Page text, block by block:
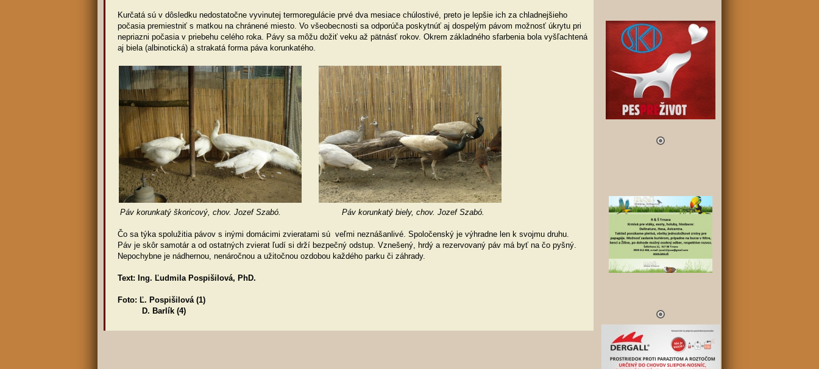
Kurčatá sú v dôsledku nedostatočne vyvinutej termoregulácie prvé dva mesiace chúlostivé, preto je lepšie ich za chladnejšieho
počasia premiestniť s matkou na chránené miesto. Vo všeobecnosti sa odporúča poskytnúť aj dospelým pávom možnosť úkrytu pri
nepriazni počasia v priebehu celého roka. Pávy sa môžu dožiť veku až pätnásť rokov. Okrem základného sfarbenia bola vyšľachtená
aj biela (albinotická) a strakatá forma páva korunkatého.
Páv korunkatý škoricový, chov. Jozef Szabó. Páv korunkatý biely, chov. Jozef Szabó.
Čo sa týka spolužitia pávov s inými domácimi zvieratami sú veľmi neznášanlivé. Spoločenský je výhradne len k svojmu druhu.
Páv je skôr samotár a od ostatných zvierat ľudí si drží bezpečný odstup. Vznešený, hrdý a rezervovaný páv má byť na čo pyšný.
Nepochybne je nádhernou, nenáročnou a užitočnou ozdobou každého parku či záhrady.
Text: Ing. Ľudmila Pospišilová, PhD.
Foto: Ľ. Pospišilová (1)
D. Barlík (4)